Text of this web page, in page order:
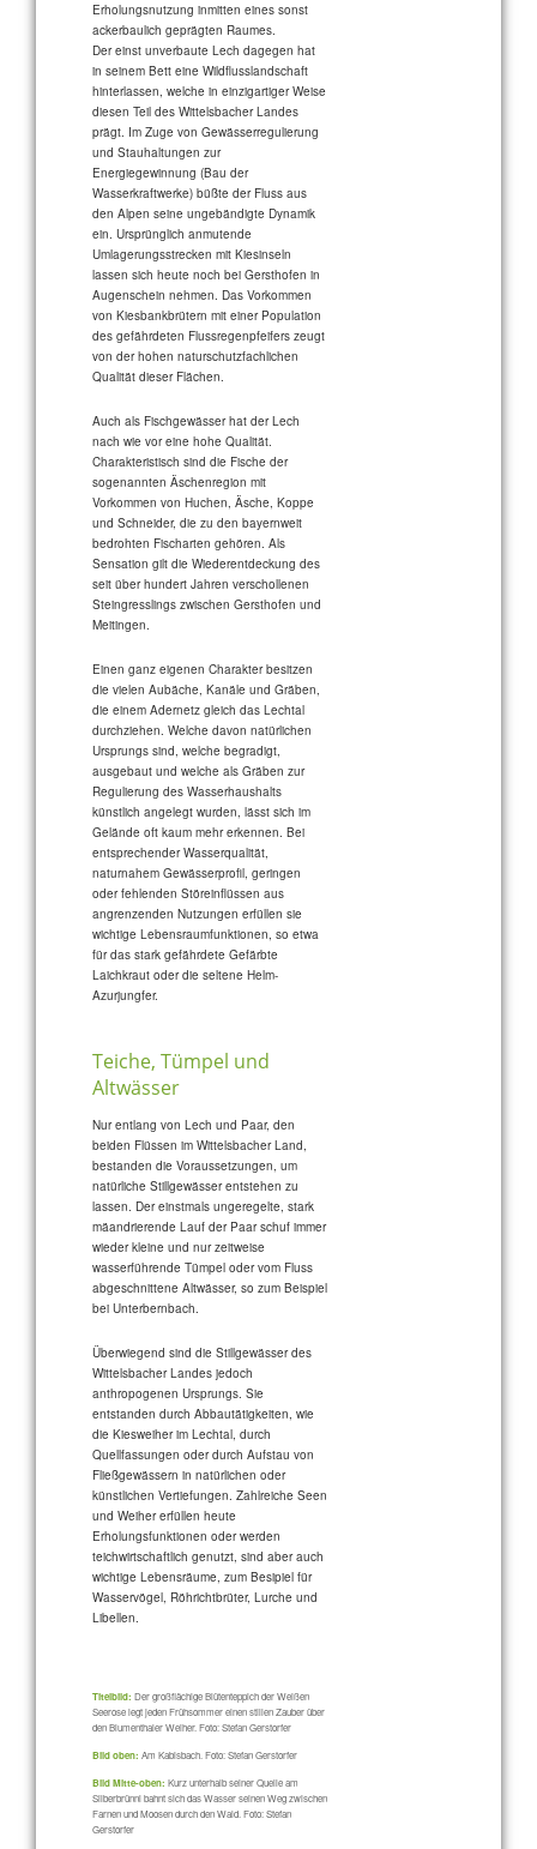
Erholungsnutzung inmitten eines sonst
ackerbaulich geprägten Raumes.
Der einst unverbaute Lech dagegen hat
in seinem Bett eine Wildflusslandschaft
hinterlassen, welche in einzigartiger Weise
diesen Teil des Wittelsbacher Landes
prägt. Im Zuge von Gewässerregulierung
und Stauhaltungen zur
Energiegewinnung (Bau der
Wasserkraftwerke) büßte der Fluss aus
den Alpen seine ungebändigte Dynamik
ein. Ursprünglich anmutende
Umlagerungsstrecken mit Kiesinseln
lassen sich heute noch bei Gersthofen in
Augenschein nehmen. Das Vorkommen
von Kiesbankbrütern mit einer Population
des gefährdeten Flussregenpfeifers zeugt
von der hohen naturschutzfachlichen
Qualität dieser Flächen.
Auch als Fischgewässer hat der Lech
nach wie vor eine hohe Qualität.
Charakteristisch sind die Fische der
sogenannten Äschenregion mit
Vorkommen von Huchen, Äsche, Koppe
und Schneider, die zu den bayernweit
bedrohten Fischarten gehören. Als
Sensation gilt die Wiederentdeckung des
seit über hundert Jahren verschollenen
Steingresslings zwischen Gersthofen und
Meitingen.
Einen ganz eigenen Charakter besitzen
die vielen Aubäche, Kanäle und Gräben,
die einem Adernetz gleich das Lechtal
durchziehen. Welche davon natürlichen
Ursprungs sind, welche begradigt,
ausgebaut und welche als Gräben zur
Regulierung des Wasserhaushalts
künstlich angelegt wurden, lässt sich im
Gelände oft kaum mehr erkennen. Bei
entsprechender Wasserqualität,
naturnahem Gewässerprofil, geringen
oder fehlenden Störeinflüssen aus
angrenzenden Nutzungen erfüllen sie
wichtige Lebensraumfunktionen, so etwa
für das stark gefährdete Gefärbte
Laichkraut oder die seltene Helm-
Azurjungfer.
Teiche, Tümpel und
Altwässer
Nur entlang von Lech und Paar, den
beiden Flüssen im Wittelsbacher Land,
bestanden die Voraussetzungen, um
natürliche Stillgewässer entstehen zu
lassen. Der einstmals ungeregelte, stark
mäandrierende Lauf der Paar schuf immer
wieder kleine und nur zeitweise
wasserführende Tümpel oder vom Fluss
abgeschnittene Altwässer, so zum Beispiel
bei Unterbernbach.
Überwiegend sind die Stillgewässer des
Wittelsbacher Landes jedoch
anthropogenen Ursprungs. Sie
entstanden durch Abbautätigkeiten, wie
die Kiesweiher im Lechtal, durch
Quellfassungen oder durch Aufstau von
Fließgewässern in natürlichen oder
künstlichen Vertiefungen. Zahlreiche Seen
und Weiher erfüllen heute
Erholungsfunktionen oder werden
teichwirtschaftlich genutzt, sind aber auch
wichtige Lebensräume, zum Besipiel für
Wasservögel, Röhrichtbrüter, Lurche und
Libellen.
Titelbild: Der großflächige Blütenteppich der Weißen
Seerose legt jeden Frühsommer einen stillen Zauber über
den Blumenthaler Weiher. Foto: Stefan Gerstorfer
Bild oben: Am Kabisbach. Foto: Stefan Gerstorfer
Bild Mitte-oben: Kurz unterhalb seiner Quelle am
Silberbrünnl bahnt sich das Wasser seinen Weg zwischen
Farnen und Moosen durch den Wald. Foto: Stefan
Gerstorfer